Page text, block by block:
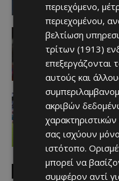
Να…
Afentiko -
Απόλλων
Η
τον
Afentiko
MUST READ
περιεχόμενο,
περιεχομένου,
βελτίωση
τρίτων (1913)
επεξεργάζονται
αυτούς και
ακριβών
σας ισχύουν
ιστότοπο.
μπορεί να
συμφέρον αντί